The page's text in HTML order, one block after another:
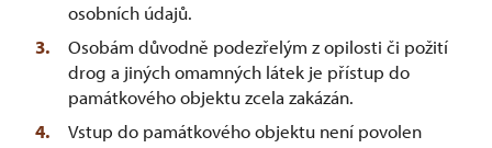
osobních údajů.
Osobám důvodně podezřelým z opilosti či požití
drog a jiných omamných látek je přístup do
památkového objektu zcela zakázán.
Vstup do památkového objektu není povolen